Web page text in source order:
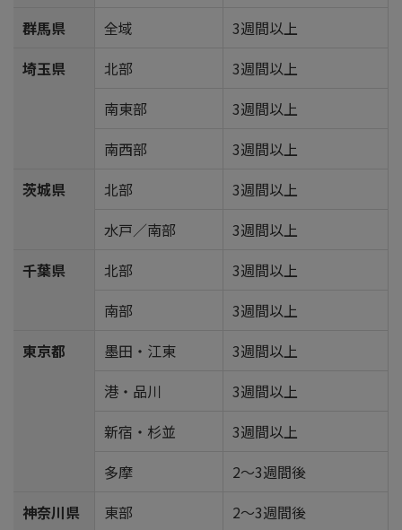
群馬県
全域
3週間以上
埼玉県
北部
3週間以上
南東部
3週間以上
南西部
3週間以上
茨城県
北部
3週間以上
水戸／南部
3週間以上
千葉県
北部
3週間以上
南部
3週間以上
東京都
墨田・江東
3週間以上
港・品川
3週間以上
新宿・杉並
3週間以上
多摩
2～3週間後
神奈川県
東部
2～3週間後